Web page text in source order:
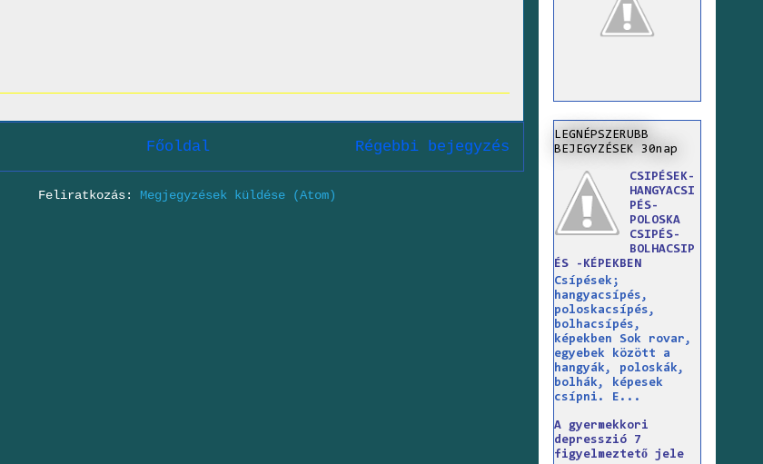
Régebbi bejegyzés
Főoldal
Feliratkozás: Megjegyzések küldése (Atom)
LEGNÉPSZERUBB
BEJEGYZÉSEK 30nap
CSIPÉSEK-
HANGYACSI
PÉS-
POLOSKA
CSIPÉS-
BOLHACSIP
ÉS -KÉPEKBEN
Csípések;
hangyacsípés,
poloskacsípés,
bolhacsípés,
képekben Sok rovar,
egyebek között a
hangyák, poloskák,
bolhák, képesek
csípni. E...
A gyermekkori
depresszió 7
figyelmeztető jele